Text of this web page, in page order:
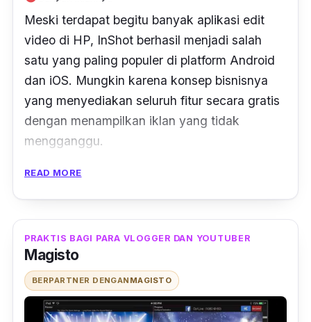
Meski terdapat begitu banyak aplikasi edit
video di HP, InShot berhasil menjadi salah
satu yang paling populer di platform Android
dan iOS. Mungkin karena konsep bisnisnya
yang menyediakan seluruh fitur secara gratis
dengan menampilkan iklan yang tidak
mengganggu.
Versi berbayar akan menghilangkan iklan-
beberapa fitur lain. Aplikasi ini mudah
digunakan dan menyediakan berbagai fitur
yang cukup untuk pengeditan video di hp.
Pengguna bisa memotong, memisahkan,
membuang, menambahkan, dan mengubah
READ MORE
PRAKTIS BAGI PARA VLOGGER DAN YOUTUBER
Magisto
BERPARTNER DENGAN MAGISTO